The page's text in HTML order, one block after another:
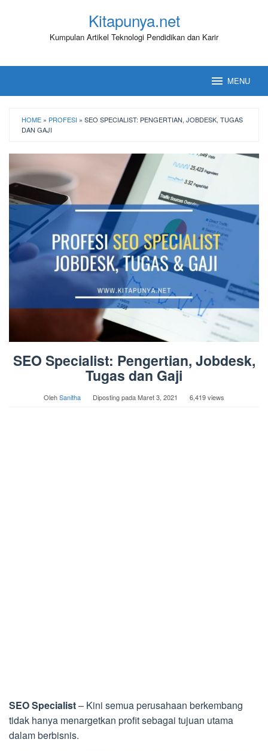
Kitapunya.net
Kumpulan Artikel Teknologi Pendidikan dan Karir
MENU
HOME » PROFESI » SEO SPECIALIST: PENGERTIAN, JOBDESK, TUGAS
DAN GAJI
SEO Specialist: Pengertian, Jobdesk,
Tugas dan Gaji
OlehSanitha Diposting padaMaret 3, 2021 6,419 views
SEO Specialist– Kini semua perusahaan berkembang
tidak hanya menargetkan profit sebagai tujuan utama
dalam berbisnis.